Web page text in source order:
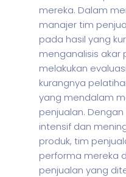
mereka. Dalam
manajer tim
pada hasil yang
menganalisis akar
melakukan
kurangnya
yang mendalam
penjualan.
intensif dan
produk, tim
performa mereka
penjualan yang